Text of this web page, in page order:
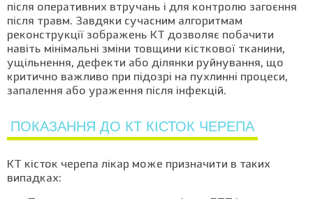
після оперативних втручань і для контролю загоєння
після травм. Завдяки сучасним алгоритмам
реконструкції зображень КТ дозволяє побачити
навіть мінімальні зміни товщини кісткової тканини,
ущільнення, дефекти або ділянки руйнування, що
критично важливо при підозрі на пухлинні процеси,
запалення або ураження після інфекцій.
ПОКАЗАННЯ ДО КТ КІСТОК ЧЕРЕПА
КТ кісток черепа лікар може призначити в таких
випадках: